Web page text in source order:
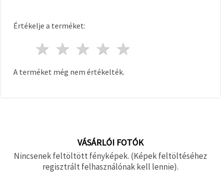
Értékelje a terméket:
4 csillagok
3 csillagok
2 csillagok
1 csillag
A terméket még nem értékelték.
VÁSÁRLÓI FOTÓK
Nincsenek feltöltött fényképek. (Képek feltöltéséhez
regisztrált felhasználónak kell lennie).